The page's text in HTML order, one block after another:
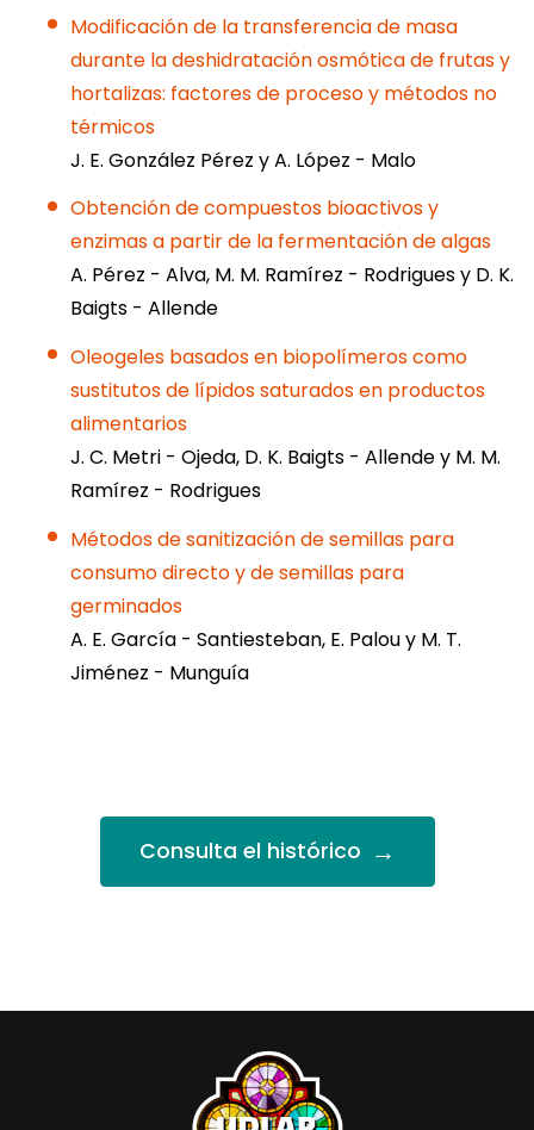
Modificación de la transferencia de masa
durante la deshidratación osmótica de frutas y
hortalizas: factores de proceso y métodos no
térmicos
J. E. González Pérez y A. López - Malo
Obtención de compuestos bioactivos y
enzimas a partir de la fermentación de algas
A. Pérez - Alva, M. M. Ramírez - Rodrigues y D. K.
Baigts - Allende
Oleogeles basados en biopolímeros como
sustitutos de lípidos saturados en productos
alimentarios
J. C. Metri - Ojeda, D. K. Baigts - Allende y M. M.
Ramírez - Rodrigues
Métodos de sanitización de semillas para
consumo directo y de semillas para
germinados
A. E. García - Santiesteban, E. Palou y M. T.
Jiménez - Munguía
Consulta el histórico →